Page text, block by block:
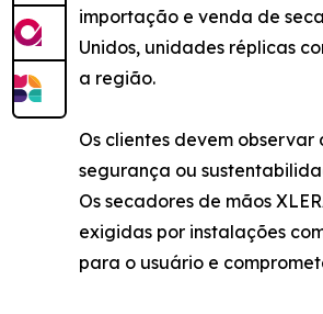
importação e venda de
Unidos, unidades réplicas
a região.
Os clientes devem
segurança ou
Os secadores de mãos
exigidas por instalações
para o usuário e